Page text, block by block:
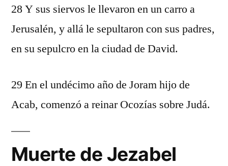
28 Y sus siervos le llevaron en un carro a
Jerusalén, y allá le sepultaron con sus padres,
en su sepulcro en la ciudad de David.
29 En el undécimo año de Joram hijo de
Acab, comenzó a reinar Ocozías sobre Judá.
Muerte de Jezabel